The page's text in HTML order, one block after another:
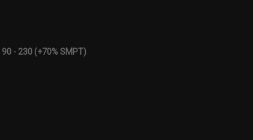
90 - 230 (+70% SMPT)